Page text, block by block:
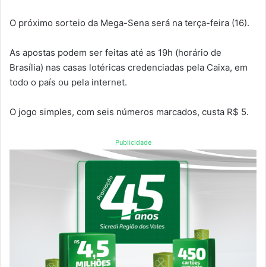
O próximo sorteio da Mega-Sena será na terça-feira (16).
As apostas podem ser feitas até as 19h (horário de
Brasília) nas casas lotéricas credenciadas pela Caixa, em
todo o país ou pela internet.
O jogo simples, com seis números marcados, custa R$ 5.
Publicidade